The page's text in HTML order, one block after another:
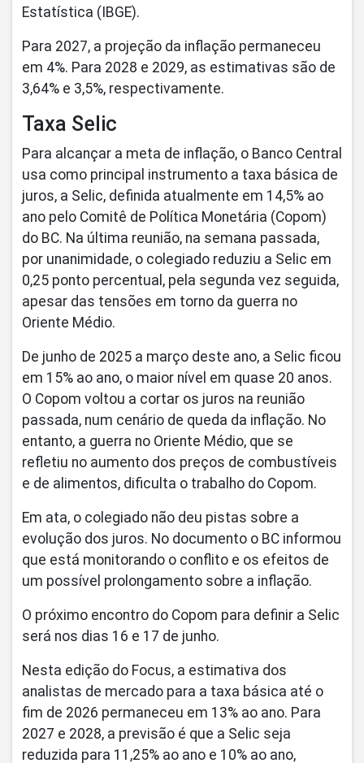
Estatística (IBGE).
Para 2027, a projeção da inflação permaneceu
em 4%. Para 2028 e 2029, as estimativas são de
3,64% e 3,5%, respectivamente.
Taxa Selic
Para alcançar a meta de inflação, o Banco Central
usa como principal instrumento a taxa básica de
juros, a Selic, definida atualmente em 14,5% ao
ano pelo Comitê de Política Monetária (Copom)
do BC. Na última reunião, na semana passada,
por unanimidade, o colegiado reduziu a Selic em
0,25 ponto percentual, pela segunda vez seguida,
apesar das tensões em torno da guerra no
Oriente Médio.
De junho de 2025 a março deste ano, a Selic ficou
em 15% ao ano, o maior nível em quase 20 anos.
O Copom voltou a cortar os juros na reunião
passada, num cenário de queda da inflação. No
entanto, a guerra no Oriente Médio, que se
refletiu no aumento dos preços de combustíveis
e de alimentos, dificulta o trabalho do Copom.
Em ata, o colegiado não deu pistas sobre a
evolução dos juros. No documento o BC informou
que está monitorando o conflito e os efeitos de
um possível prolongamento sobre a inflação.
O próximo encontro do Copom para definir a Selic
será nos dias 16 e 17 de junho.
Nesta edição do Focus, a estimativa dos
analistas de mercado para a taxa básica até o
fim de 2026 permaneceu em 13% ao ano. Para
2027 e 2028, a previsão é que a Selic seja
reduzida para 11,25% ao ano e 10% ao ano,